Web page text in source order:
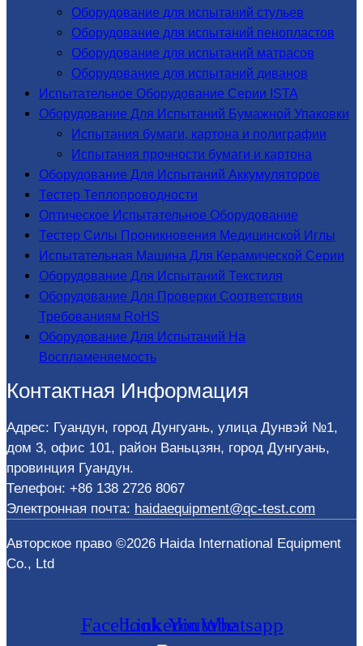
Оборудование для испытаний стульев
Оборудование для испытаний пенопластов
Оборудование для испытаний матрасов
Оборудование для испытаний диванов
Испытательное Оборудование Серии ISTA
Оборудование Для Испытаний Бумажной Упаковки
Испытания бумаги, картона и полиграфии
Испытания прочности бумаги и картона
Оборудование Для Испытаний Аккумуляторов
Тестер Теплопроводности
Оптическое Испытательное Оборудование
Тестер Силы Проникновения Медицинской Иглы
Испытательная Машина Для Керамической Серии
Оборудование Для Испытаний Текстиля
Оборудование Для Проверки Соответствия
Требованиям RoHS
Оборудование Для Испытаний На
Воспламеняемость
Контактная Информация
Адрес: Гуандун, город Дунгуань, улица Дунвэй №1,
дом 3, офис 101, район Ваньцзян, город Дунгуань,
провинция Гуандун.
Телефон: +86 138 2726 8067
Электронная почта: haidaequipment@qc-test.com
Авторское право ©2026 Haida International Equipment
Co., Ltd
FacebookLinkedinYoutubeWhatsapp